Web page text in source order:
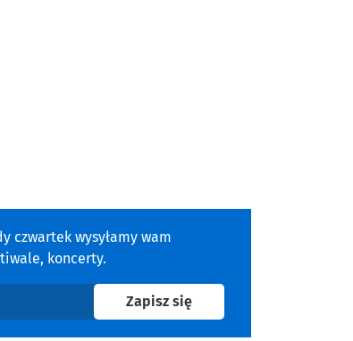
czwartek wysyłamy wam
koncerty.
Zapisz sięna newsletter